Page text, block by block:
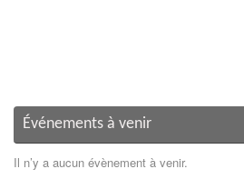
Événements à venir
Il n’y a aucun évènement à venir.